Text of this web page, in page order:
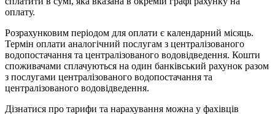
оплату.
Розрахунковим періодом для оплати є календарний місяць.
Термін оплати аналогічний послугам з централізованого
водопостачання та централізованого водовідведення. Кошти
споживачами сплачуються на один банківський рахунок разом
з послугами централізованого водопостачання та
централізованого водовідведення.
Дізнатися про тарифи та нарахування можна у фахівців